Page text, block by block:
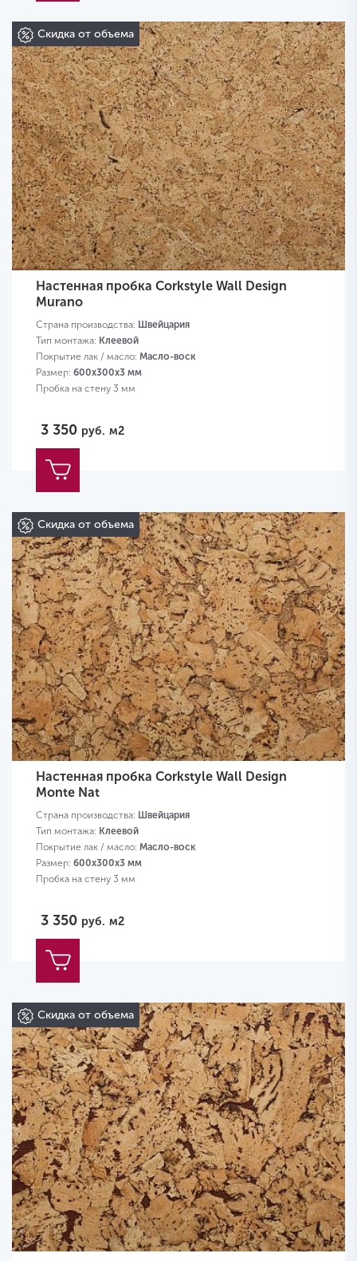
Скидка от объема
Настенная пробка Corkstyle Wall Design
Murano
Страна производства: Швейцария
Тип монтажа: Клеевой
Покрытие лак / масло: Масло-воск
Размер: 600х300х3 мм
Пробка на стену 3 мм
3 350 руб. м2
Скидка от объема
Настенная пробка Corkstyle Wall Design
Monte Nat
Страна производства: Швейцария
Тип монтажа: Клеевой
Покрытие лак / масло: Масло-воск
Размер: 600х300х3 мм
Пробка на стену 3 мм
3 350 руб. м2
Скидка от объема